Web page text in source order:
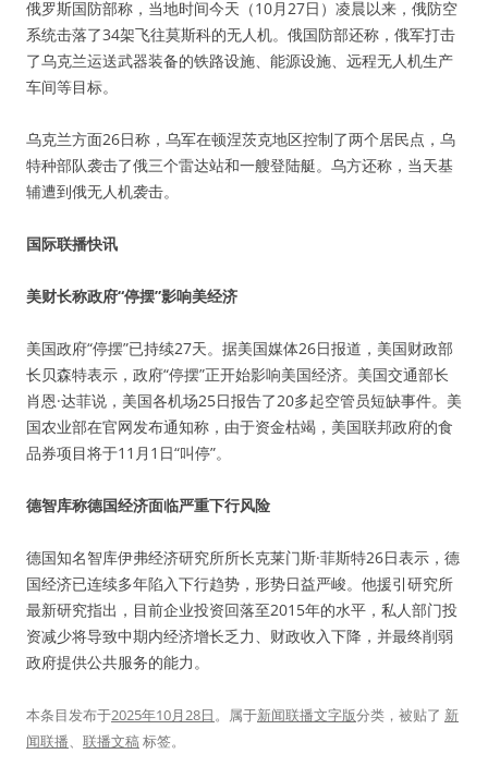
俄罗斯国防部称，当地时间今天（10月27日）凌晨以来，俄防空
系统击落了34架飞往莫斯科的无人机。俄国防部还称，俄军打击
了乌克兰运送武器装备的铁路设施、能源设施、远程无人机生产
车间等目标。
乌克兰方面26日称，乌军在顿涅茨克地区控制了两个居民点，乌
特种部队袭击了俄三个雷达站和一艘登陆艇。乌方还称，当天基
辅遭到俄无人机袭击。
国际联播快讯
美财长称政府“停摆”影响美经济
美国政府“停摆”已持续27天。据美国媒体26日报道，美国财政部
长贝森特表示，政府“停摆”正开始影响美国经济。美国交通部长
肖恩·达菲说，美国各机场25日报告了20多起空管员短缺事件。美
国农业部在官网发布通知称，由于资金枯竭，美国联邦政府的食
品券项目将于11月1日“叫停”。
德智库称德国经济面临严重下行风险
德国知名智库伊弗经济研究所所长克莱门斯·菲斯特26日表示，德
国经济已连续多年陷入下行趋势，形势日益严峻。他援引研究所
最新研究指出，目前企业投资回落至2015年的水平，私人部门投
资减少将导致中期内经济增长乏力、财政收入下降，并最终削弱
政府提供公共服务的能力。
本条目发布于2025年10月28日。属于新闻联播文字版分类，被贴了 新
闻联播、 联播文稿标签。